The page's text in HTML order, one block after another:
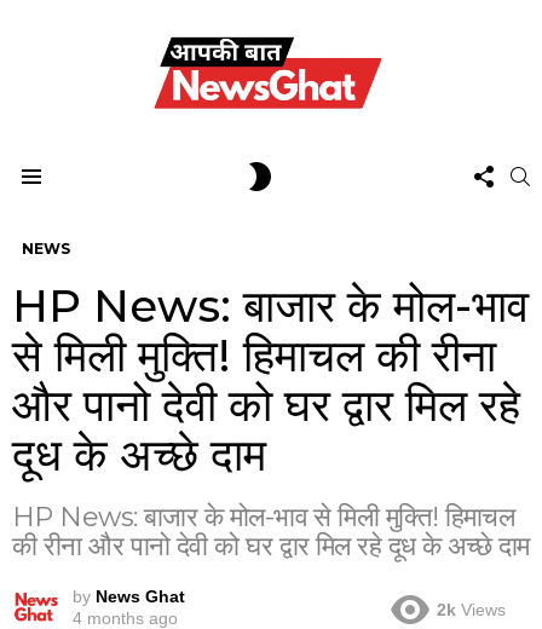
US
NEWS
HP News: बाजार के मोल-भाव
से मिली मुक्ति! हिमाचल की रीना
और पानो देवी को घर द्वार मिल रहे
दूध के अच्छे दाम
HP News: बाजार के मोल-भाव से मिली मुक्ति! हिमाचल
की रीना और पानो देवी को घर द्वार मिल रहे दूध के अच्छे दाम
by News Ghat
4 months ago
2k Views